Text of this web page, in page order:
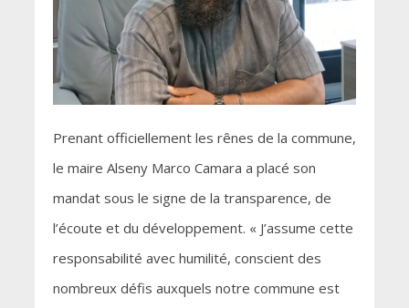
Prenant officiellement les rênes de la commune,
le maire Alseny Marco Camara a placé son
mandat sous le signe de la transparence, de
l’écoute et du développement. « J’assume cette
responsabilité avec humilité, conscient des
nombreux défis auxquels notre commune est